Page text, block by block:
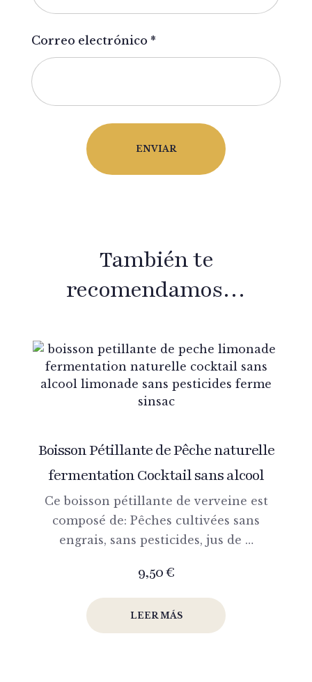
Correo electrónico *
También te
recomendamos…
Boisson Pétillante de Pêche naturelle
fermentation Cocktail sans alcool
Ce boisson pétillante de verveine est
composé de: Pêches cultivées sans
engrais, sans pesticides, jus de …
9,50€
LEER MÁS